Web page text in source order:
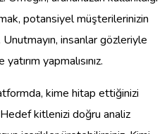
potansiyel müşterilerinizin
Unutmayın, insanlar gözleriyle
yapmalısınız.
kime hitap ettiğinizi
kitlenizi doğru analiz